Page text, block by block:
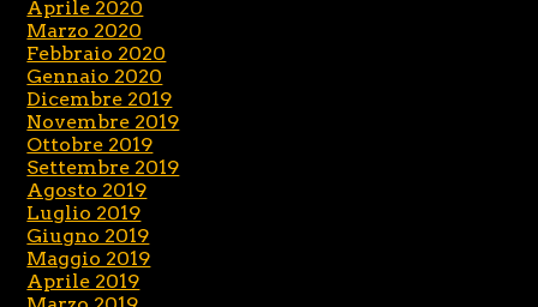
Aprile 2020
Marzo 2020
Febbraio 2020
Gennaio 2020
Dicembre 2019
Novembre 2019
Ottobre 2019
Settembre 2019
Agosto 2019
Luglio 2019
Giugno 2019
Maggio 2019
Aprile 2019